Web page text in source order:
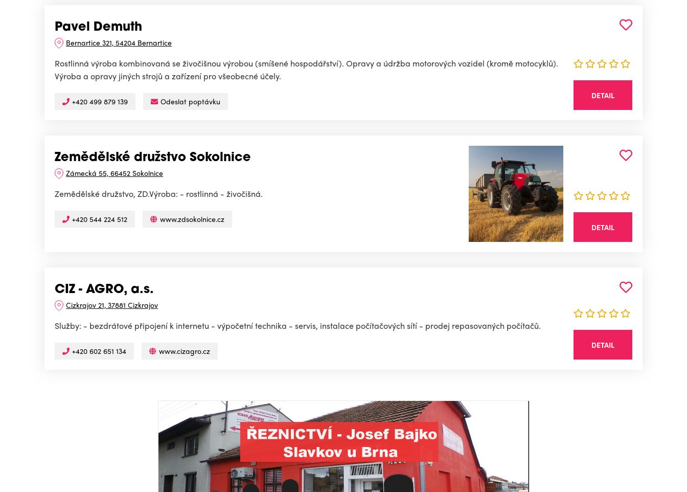
Pavel Demuth
Bernartice 321, 54204 Bernartice
Rostlinná výroba kombinovaná se živočišnou výrobou (smíšené hospodářství). Opravy a údržba motorových vozidel (kromě motocyklů).
Výroba a opravy jiných strojů a zařízení pro všeobecné účely.
+420 499 879 139 Odeslat poptávku
DETAIL
Zemědělské družstvo Sokolnice
Zámecká 55, 66452 Sokolnice
Zemědělské družstvo, ZD.Výroba: - rostlinná - živočišná.
+420 544 224 512 www.zdsokolnice.cz
DETAIL
CIZ - AGRO, a.s.
Cizkrajov 21, 37881 Cizkrajov
Služby: - bezdrátové připojení k internetu - výpočetní technika - servis, instalace počítačových sítí - prodej repasovaných počítačů.
+420 602 651 134 www.cizagro.cz
DETAIL